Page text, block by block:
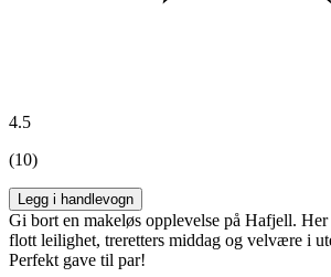
4.5
(10)
Legg i handlevogn
Gi bort en makeløs opplevelse på Hafjell.
flott leilighet, treretters middag og velvære i
Perfekt gave til par!